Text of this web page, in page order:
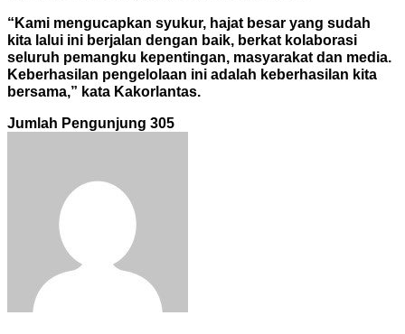
“Kami mengucapkan syukur, hajat besar yang sudah
kita lalui ini berjalan dengan baik, berkat kolaborasi
seluruh pemangku kepentingan, masyarakat dan media.
Keberhasilan pengelolaan ini adalah keberhasilan kita
bersama,” kata Kakorlantas.
Jumlah Pengunjung 305